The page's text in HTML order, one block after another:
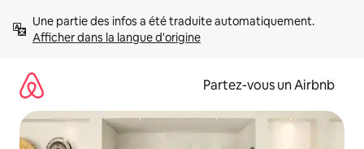
directement
Afficher dans la langue d'origine
Partez-vous un Airbnb